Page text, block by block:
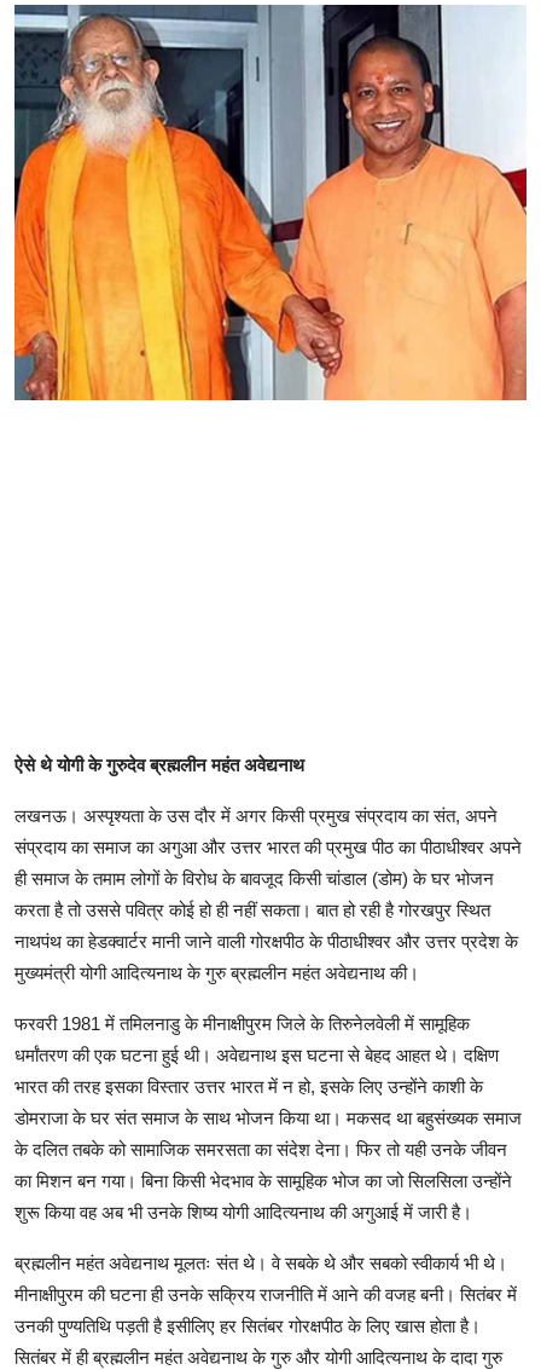
Epaper
धर्म
लाइफस्टाइल
टेक
ऐसे थे योगी के गुरुदेव ब्रह्मलीन महंत अवेद्यनाथ
लखनऊ। अस्पृश्यता के उस दौर में अगर किसी प्रमुख संप्रदाय का संत, अपने
संप्रदाय का समाज का अगुआ और उत्तर भारत की प्रमुख पीठ का पीठाधीश्वर अपने
ही समाज के तमाम लोगों के विरोध के बावजूद किसी चांडाल (डोम) के घर भोजन
करता है तो उससे पवित्र कोई हो ही नहीं सकता। बात हो रही है गोरखपुर स्थित
नाथपंथ का हेडक्वार्टर मानी जाने वाली गोरक्षपीठ के पीठाधीश्वर और उत्तर प्रदेश के
मुख्यमंत्री योगी आदित्यनाथ के गुरु ब्रह्मलीन महंत अवेद्यनाथ की।
फरवरी 1981 में तमिलनाडु के मीनाक्षीपुरम जिले के तिरुनेलवेली में सामूहिक
धर्मांतरण की एक घटना हुई थी। अवेद्यनाथ इस घटना से बेहद आहत थे। दक्षिण
भारत की तरह इसका विस्तार उत्तर भारत में न हो, इसके लिए उन्होंने काशी के
डोमराजा के घर संत समाज के साथ भोजन किया था। मकसद था बहुसंख्यक समाज
के दलित तबके को सामाजिक समरसता का संदेश देना। फिर तो यही उनके जीवन
का मिशन बन गया। बिना किसी भेदभाव के सामूहिक भोज का जो सिलसिला उन्होंने
शुरू किया वह अब भी उनके शिष्य योगी आदित्यनाथ की अगुआई में जारी है।
ब्रह्मलीन महंत अवेद्यनाथ मूलतः संत थे। वे सबके थे और सबको स्वीकार्य भी थे।
मीनाक्षीपुरम की घटना ही उनके सक्रिय राजनीति में आने की वजह बनी। सितंबर में
उनकी पुण्यतिथि पड़ती है इसीलिए हर सितंबर गोरक्षपीठ के लिए खास होता है।
सितंबर में ही ब्रह्मलीन महंत अवेद्यनाथ के गुरु और योगी आदित्यनाथ के दादा गुरु